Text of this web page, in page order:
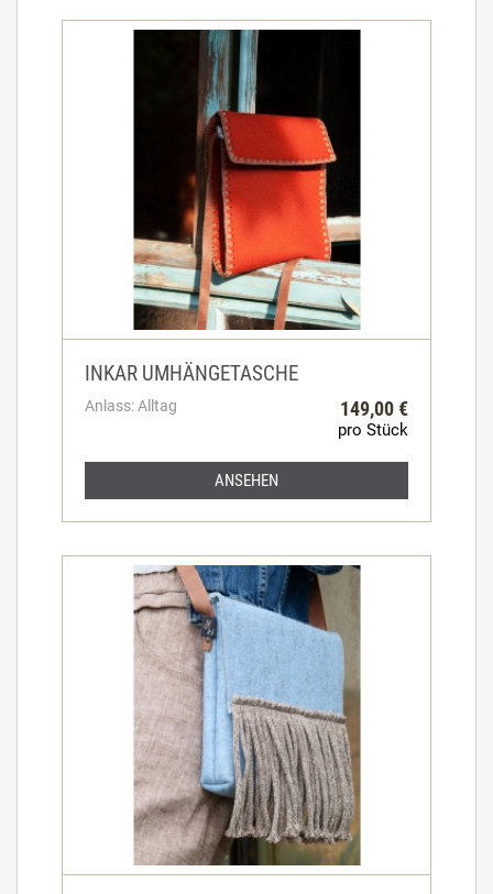
INKAR UMHÄNGETASCHE
Anlass: Alltag 149,00 €
pro Stück
ANSEHEN